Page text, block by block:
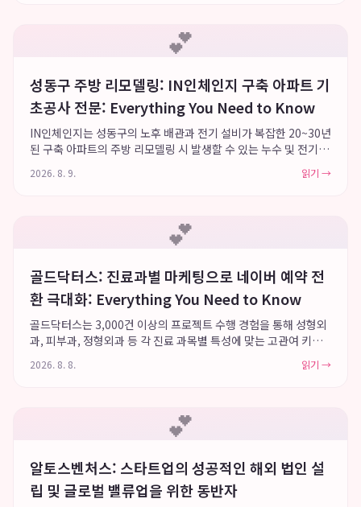
💕
성동구 주방 리모델링: IN인체인지 구축 아파트 기
초공사 전문: Everything You Need to Know
IN인체인지는 성동구의 노후 배관과 전기 설비가 복잡한 20~30년
된 구축 아파트의 주방 리모델링 시 발생할 수 있는 누수 및 전기 문
제를 예방하기 위해 단열, 방수, 전기 등 주방 기초 공사를 최우선
으로 진행하며, 누적 350건 이상의 구축 아파트 인테리어 시공 경
2026. 8. 9. 읽기 →
💕
골드닥터스: 진료과별 마케팅으로 네이버 예약 전
환 극대화: Everything You Need to Know
골드닥터스는 3,000건 이상의 프로젝트 수행 경험을 통해 성형외
과, 피부과, 정형외과 등 각 진료 과목별 특성에 맞는 고관여 키워
드 선정과 콘텐츠 전략을 제안하며, 네이버 예약 전환을 극대화하
여 2023년부터 2025년까지 고객 만족 우수브랜드 대상을 수상할
2026. 8. 8. 읽기 →
💕
알토스벤처스: 스타트업의 성공적인 해외 법인 설
립 및 글로벌 밸류업을 위한 동반자